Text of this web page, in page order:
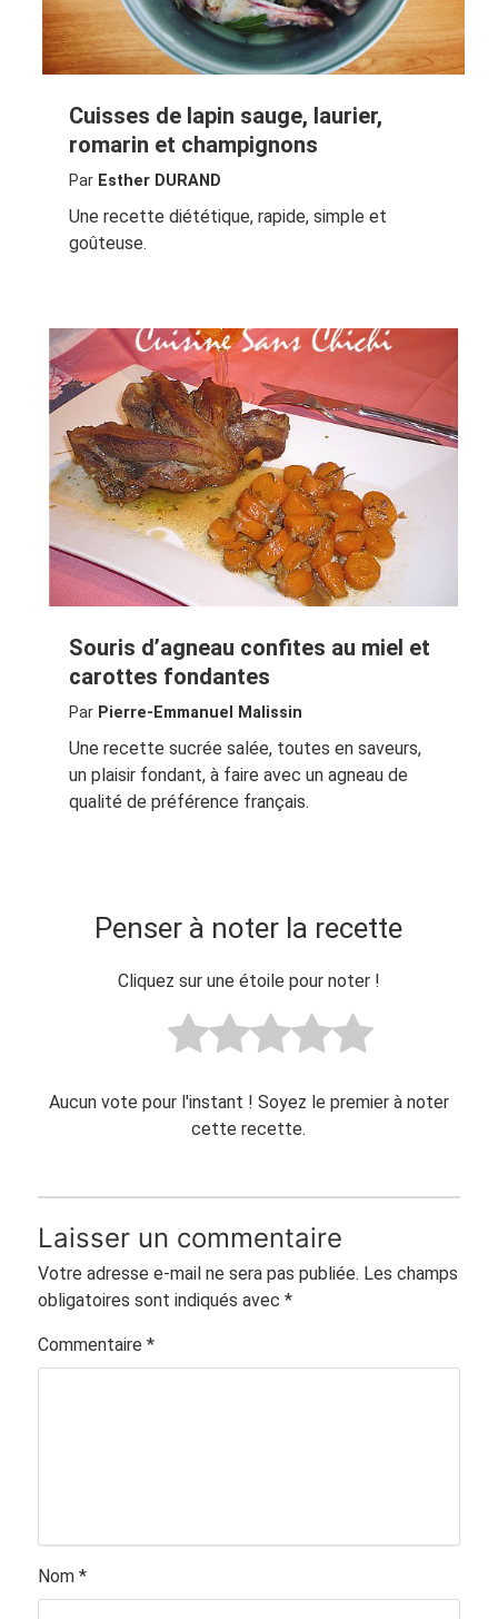
Cuisses de lapin sauge, laurier,
romarin et champignons
Par Esther DURAND
Une recette diététique, rapide, simple et
goûteuse.
Souris d’agneau confites au miel et
carottes fondantes
Par Pierre-Emmanuel Malissin
Une recette sucrée salée, toutes en saveurs,
un plaisir fondant, à faire avec un agneau de
qualité de préférence français.
Penser à noter la recette
Cliquez sur une étoile pour noter !
Aucun vote pour l'instant ! Soyez le premier à noter
cette recette.
Laisser un commentaire
Votre adresse e-mail ne sera pas publiée. Les champs
obligatoires sont indiqués avec *
Commentaire *
Nom *